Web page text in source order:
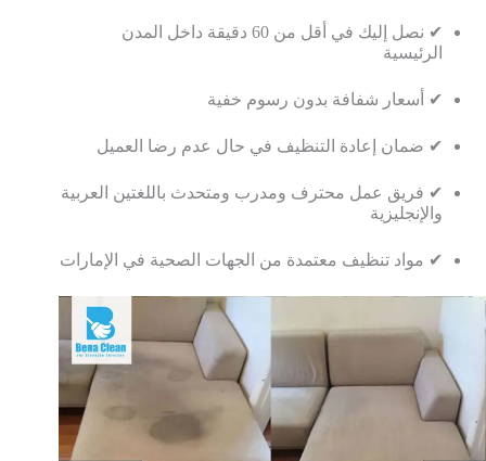
✔ نصل إليك في أقل من 60 دقيقة داخل المدن
الرئيسية
✔ أسعار شفافة بدون رسوم خفية
✔ ضمان إعادة التنظيف في حال عدم رضا العميل
✔ فريق عمل محترف ومدرب ومتحدث باللغتين العربية
والإنجليزية
✔ مواد تنظيف معتمدة من الجهات الصحية في الإمارات